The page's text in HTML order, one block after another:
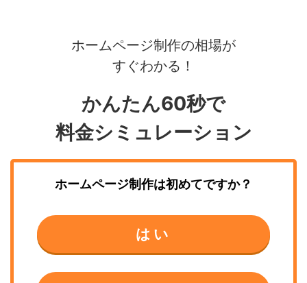
ホームページ制作の相場が
すぐわかる！
かんたん60秒で
料金シミュレーション
ホームページ制作は初めてですか？
はい